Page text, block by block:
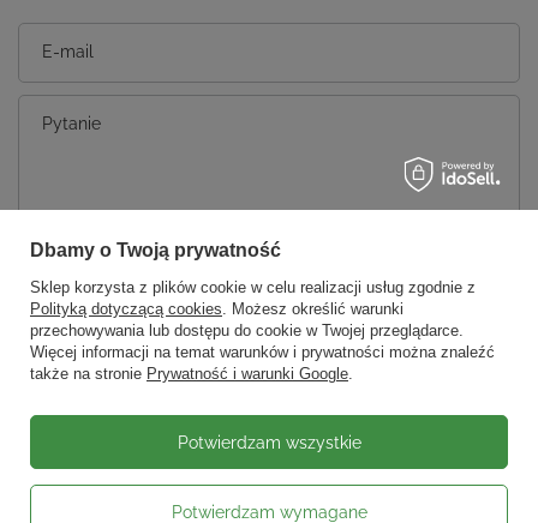
E-mail
Pytanie
Wyślij
Dbamy o Twoją prywatność
Sklep korzysta z plików cookie w celu realizacji usług zgodnie z
Polityką dotyczącą cookies. Możesz określić warunki
przechowywania lub dostępu do cookie w Twojej przeglądarce.
Więcej informacji na temat warunków i prywatności można znaleźć
także na stronie Prywatność i warunki Google.
Potwierdzam wymagane
Potwierdzam wszystkie